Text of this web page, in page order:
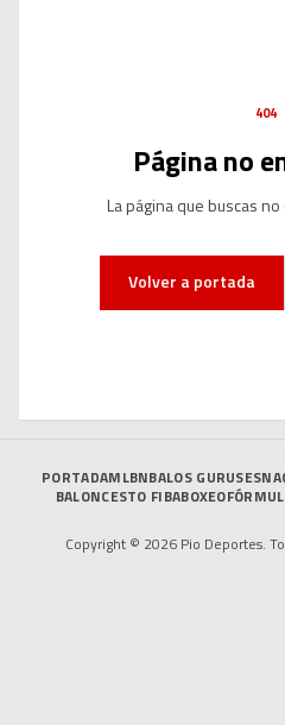
404
Página no
La página que buscas
Volver a portada
PORTADAMLBNBALOS GURUSES
BALONCESTO FIBABOXEO
Copyright © 2026 Pio Deportes.